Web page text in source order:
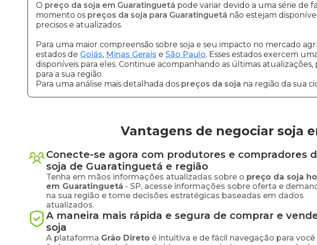
O preço da soja em Guaratinguetá pode variar devido a uma série de
momento os preços da soja para Guaratinguetá não estejam
precisos e atualizados.
Para uma maior compreensão sobre soja e seu impacto no mercado
estados de Goiás, Minas Gerais e São Paulo. Esses estados exercem
disponíveis para eles. Continue acompanhando as últimas
para a sua região.
Para uma análise mais detalhada dos preços da soja na região da sua
Vantagens de negociar soja
Conecte-se agora com produtores e compradores
soja de Guaratinguetá e região
Tenha em mãos informações atualizadas sobre o preço da soja
em Guaratinguetá - SP, acesse informações sobre oferta e
na sua região e tome decisões estratégicas baseadas em dados
atualizados.
A maneira mais rápida e segura de comprar e
soja
A plataforma Grão Direto é intuitiva e de fácil navegação para você